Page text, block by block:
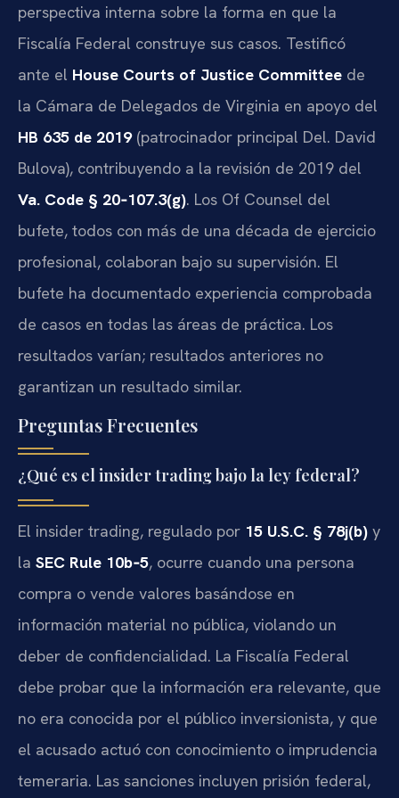
perspectiva interna sobre la forma en que la
Fiscalía Federal construye sus casos. Testificó
ante el House Courts of Justice Committee de
la Cámara de Delegados de Virginia en apoyo del
HB 635 de 2019(patrocinador principal Del. David
Bulova), contribuyendo a la revisión de 2019 del
Va. Code § 20‑107.3(g). Los Of Counsel del
bufete, todos con más de una década de ejercicio
profesional, colaboran bajo su supervisión. El
bufete ha documentado experiencia comprobada
de casos en todas las áreas de práctica. Los
resultados varían; resultados anteriores no
garantizan un resultado similar.
Preguntas Frecuentes
¿Qué es el insider trading bajo la ley federal?
El insider trading, regulado por 15 U.S.C. § 78j(b) y
la SEC Rule 10b‑5, ocurre cuando una persona
compra o vende valores basándose en
información material no pública, violando un
deber de confidencialidad. La Fiscalía Federal
debe probar que la información era relevante, que
no era conocida por el público inversionista, y que
el acusado actuó con conocimiento o imprudencia
temeraria. Las sanciones incluyen prisión federal,